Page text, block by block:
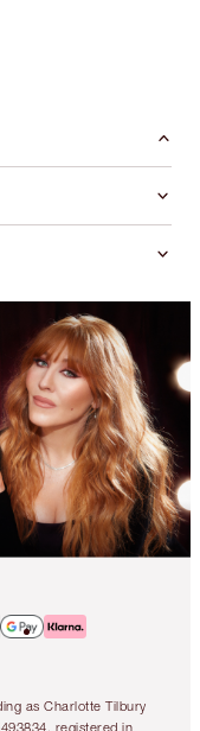
as Charlotte Tilbury
registered in